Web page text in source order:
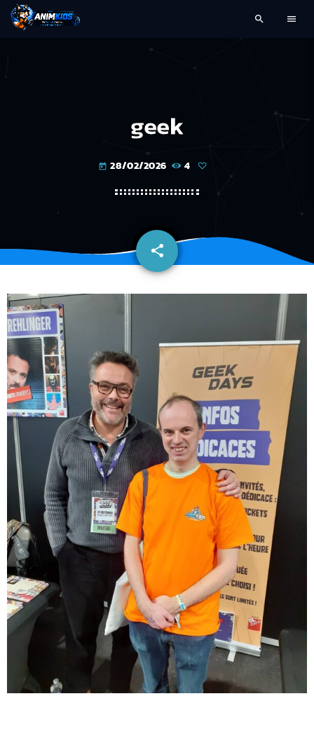
search menu
geek
today 28/02/2026 4
share
email